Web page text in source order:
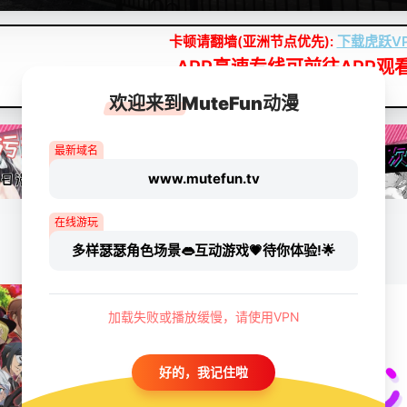
卡顿请翻墙(亚洲节点优先): 下载虎跃
APP高速专线可前往APP观
点我下载APP（仅安卓/苹果暂无）
欢迎来到MuteFun动漫
最新域名
www.mutefun.tv
在线游玩
多样瑟瑟角色场景👄互动游戏💗待你体验!🌟
加载失败或播放缓慢，请使用VPN
好的，我记住啦